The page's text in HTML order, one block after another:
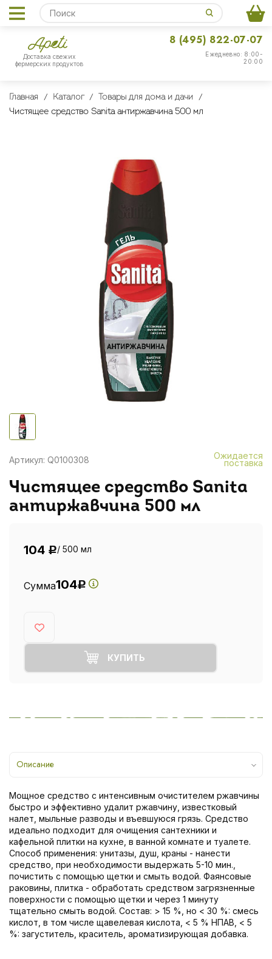
Доставка свежих
фермерских продуктов
Ежедневно: 8:00-
20:00
8 (495) 822-07-07
Главная Каталог
Товары для дома и дачи
Чистящее средство Sanita антиржавчина 500 мл
Артикул: Q0100308 Ожидается
поставка
Чистящее средство Sanita
антиржавчина 500 мл
104 Р/ 500 мл
Сумма104Р
КУПИТЬ
Описание
Мощное средство с интенсивным очистителем ржавчины
быстро и эффективно удалит ржавчину, известковый
налет, мыльные разводы и въевшуюся грязь. Средство
идеально подходит для очищения сантехники и
кафельной плитки на кухне, в ванной комнате и туалете.
Способ применения: унитазы, душ, краны - нанести
средство, при необходимости выдержать 5-10 мин.,
почистить с помощью щетки и смыть водой. Фаянсовые
раковины, плитка - обработать средством загрязненные
поверхности с помощью щетки и через 1 минуту
тщательно смыть водой. Состав: > 15 %, но < 30 %: смесь
кислот, в том числе щавелевая кислота, < 5 % НПАВ, < 5
%: загуститель, краситель, ароматизирующая добавка.